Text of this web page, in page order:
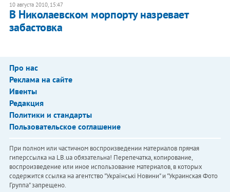
10 августа 2010, 15:47
В Николаевском морпорту назревает
забастовка
Про нас
Реклама на сайте
Ивенты
Редакция
Политики и стандарты
Пользовательское соглашение
При полном или частичном воспроизведении материалов прямая
гиперссылка на LB.ua обязательна! Перепечатка, копирование,
воспроизведение или иное использование материалов, в которых
содержится ссылка на агентство "Українськi Новини" и "Украинская Фото
Группа" запрещено.